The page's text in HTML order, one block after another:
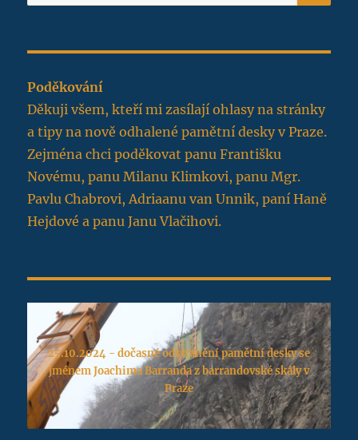
Poděkování
Děkuji všem, kteří mi zasílají ohlasy na stránky
a tipy na nově odhalené pamětní desky v Praze.
Zejména chci poděkovat panu Františku
Novému, panu Milanu Klimkovi, panu Mgr.
Pavlu Chabrovi, Adriaanu van Unnik, paní Haně
Hejdové a panu Janu Vlačihovi.
25.10.2024 - dočasné odstranění pamětní desky se
jménem Joachima Barranda z barrandovské skály v
Praze